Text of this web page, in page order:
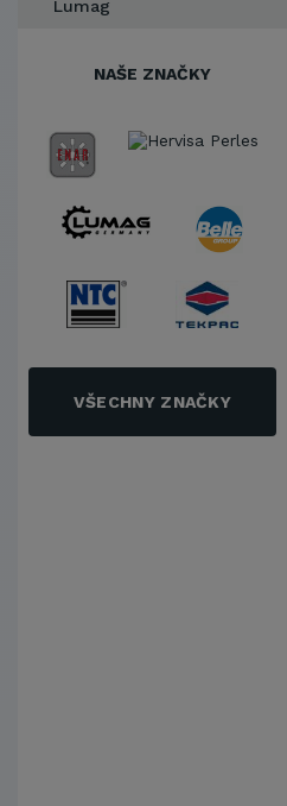
Lumag
NAŠE ZNAČKY
VŠECHNY ZNAČKY